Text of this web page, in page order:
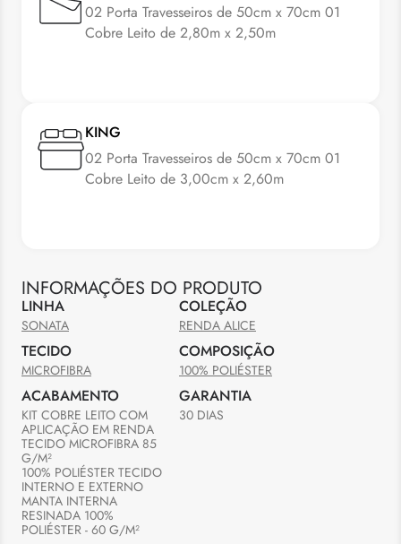
02 Porta Travesseiros de 50cm x 70cm 01
Cobre Leito de 2,80m x 2,50m
KING
02 Porta Travesseiros de 50cm x 70cm 01
Cobre Leito de 3,00cm x 2,60m
INFORMAÇÕES DO PRODUTO
LINHA
SONATA
COLEÇÃO
RENDA ALICE
TECIDO
MICROFIBRA
COMPOSIÇÃO
100% POLIÉSTER
ACABAMENTO
KIT COBRE LEITO COM
APLICAÇÃO EM RENDA
TECIDO MICROFIBRA 85
G/M²
100% POLIÉSTER TECIDO
INTERNO E EXTERNO
MANTA INTERNA
RESINADA 100%
POLIÉSTER - 60 G/M²
GARANTIA
30 DIAS